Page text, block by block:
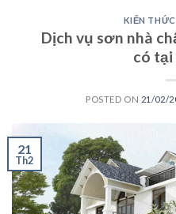
KIẾN
Dịch vụ sơn nhà
có tại
POSTED ON 21/02/
21
Th2